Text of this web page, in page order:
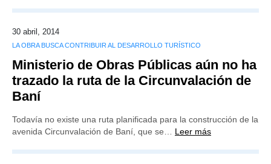
30 abril, 2014
LA OBRA BUSCA CONTRIBUIR AL DESARROLLO TURÍSTICO
Ministerio de Obras Públicas aún no ha
trazado la ruta de la Circunvalación de
Baní
Todavía no existe una ruta planificada para la construcción de la
avenida Circunvalación de Baní, que se… Leer más